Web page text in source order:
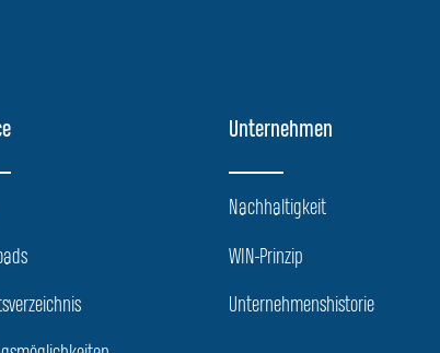
Unternehmen
Nachhaltigkeit
WIN-Prinzip
Unternehmenshistorie